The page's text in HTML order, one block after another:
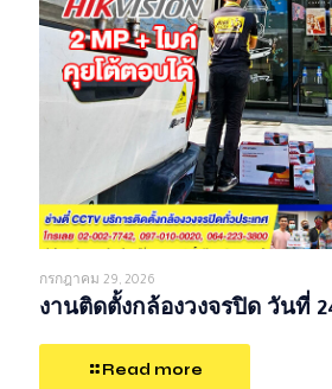
กรกฎาคม 29, 2026
งานติดตั้งกล้องวงจรปิด วันที่
Read more